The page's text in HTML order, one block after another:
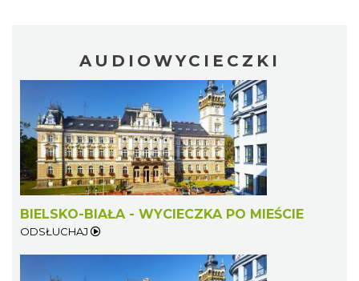
AUDIOWYCIECZKI
BIELSKO-BIAŁA - WYCIECZKA PO MIEŚCIE
ODSŁUCHAJ